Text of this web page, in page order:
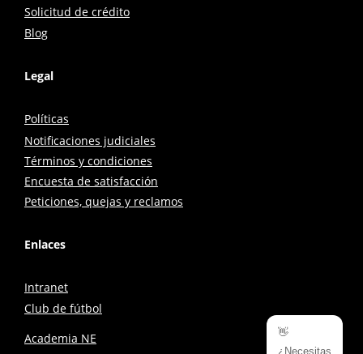
Solicitud de crédito
Blog
Legal
Políticas
Notificaciones judiciales
Términos y condiciones
Encuesta de satisfacción
Peticiones, quejas y reclamos
Enlaces
Intranet
Club de fútbol
Academia NE
👋
¿Necesitas